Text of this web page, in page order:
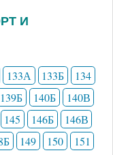
И
133А 133Б
134
139Б 140Б
140В
145 146Б
146В
149 150
151